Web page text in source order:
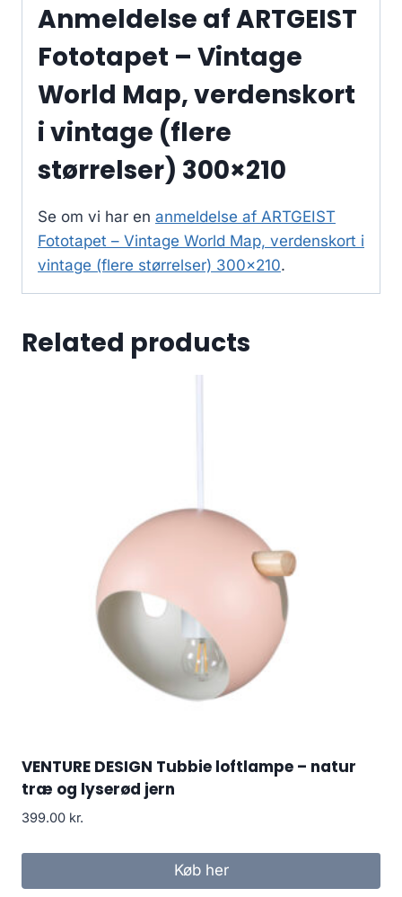
Anmeldelse af ARTGEIST
Fototapet – Vintage
World Map, verdenskort
i vintage (flere
størrelser) 300×210
Se om vi har en anmeldelse af ARTGEIST
Fototapet – Vintage World Map, verdenskort i
vintage (flere størrelser) 300×210.
Related products
VENTURE DESIGN Tubbie loftlampe – natur
træ og lyserød jern
399.00 kr.
Køb her